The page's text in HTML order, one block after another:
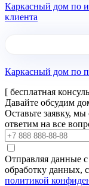
Каркасный дом по
клиента
Каркасный дом по
[ бесплатная
Давайте обсудим
Оставьте заявку,
ответим на все
Отправляя данные
обработку данных,
политикой